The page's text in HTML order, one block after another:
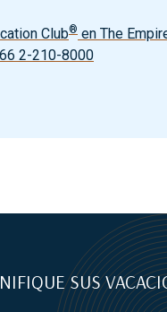
Club® en The
2-210-8000
SUS